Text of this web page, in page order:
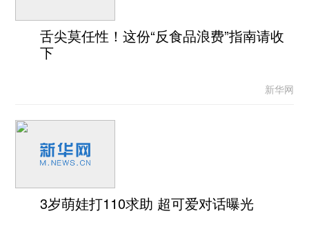
舌尖莫任性！这份“反食品浪费”指南请收
下
新华网
3岁萌娃打110求助 超可爱对话曝光